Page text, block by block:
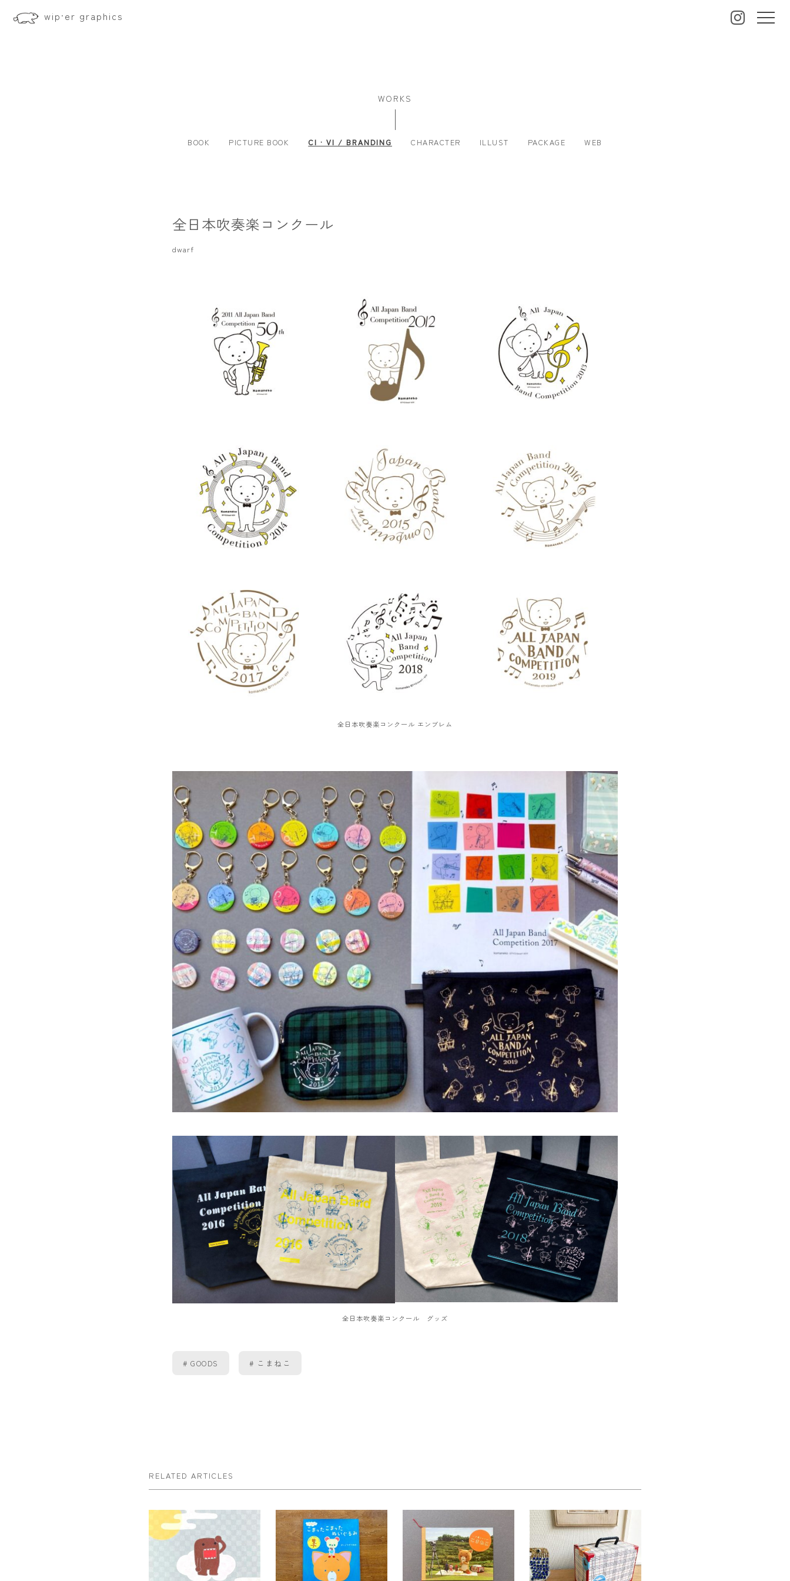
wip·er graphics
WORKS
BOOK PICTURE BOOK CI · VI / BRANDING CHARACTER ILLUST PACKAGE WEB
全日本吹奏楽コンクール
dwarf
全日本吹奏楽コンクール エンブレム
全日本吹奏楽コンクール グッズ
GOODS こまねこ
RELATED ARTICLES